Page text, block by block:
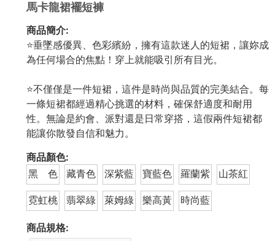
馬卡龍裙襬短褲
商品簡介:
⭐垂墜感優異、色彩繽紛，擁有這款迷人的短裙，讓妳成
為任何場合的焦點！穿上就能吸引所有目光。
⭐不僅僅是一件短裙，這件是時尚與品質的完美結合。每
一條短裙都經過精心挑選的材料，確保舒適度和耐用
性。無論是約會、派對還是日常穿搭，這假兩件短裙都
能讓你散發自信和魅力。
商品顏色:
黑 色
藏青色 深紫藍 寶藍色 羅蘭紫 山茶紅
霓虹桃 翡翠綠 萊姆綠 樂高黃 時尚藍
商品規格: